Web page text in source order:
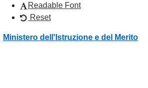
Readable Font
Reset
Vai ai contenuti
Vai al menu di navigazione
Vai al footer
Ministero dell'Istruzione e del Merito